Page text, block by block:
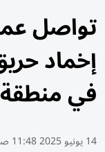
تواصل
في منطقة
14 يونيو 2025 11:48 صباحًا